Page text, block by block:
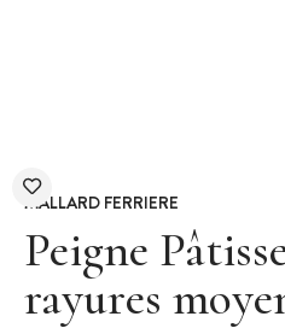
MALLARD FERRIERE
Peigne
rayures